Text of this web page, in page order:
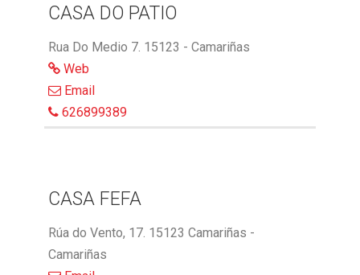
CASA DO PATIO
Rua Do Medio 7. 15123 - Camariñas
Web
Email
626899389
CASA FEFA
Rúa do Vento, 17. 15123 Camariñas -
Camariñas